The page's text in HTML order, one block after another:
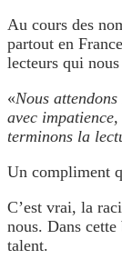
Au cours des
partout en
lecteurs qui
«Nous attendons
avec
terminons la
Un compliment
C’est vrai, la
nous. Dans
talent.